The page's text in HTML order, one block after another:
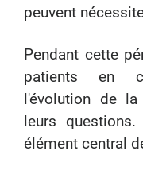
peuvent
Pendant cette
patients en
l'évolution de
leurs
élément central